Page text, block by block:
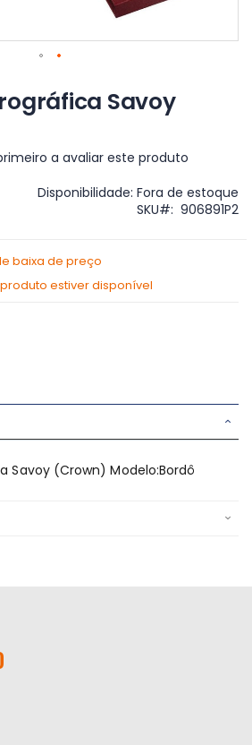
Savoy
a avaliar este produto
Disponibilidade: Fora de estoque
SKU
906891P2
baixa de preço
estiver disponível
Savoy (Crown) Modelo:Bordô